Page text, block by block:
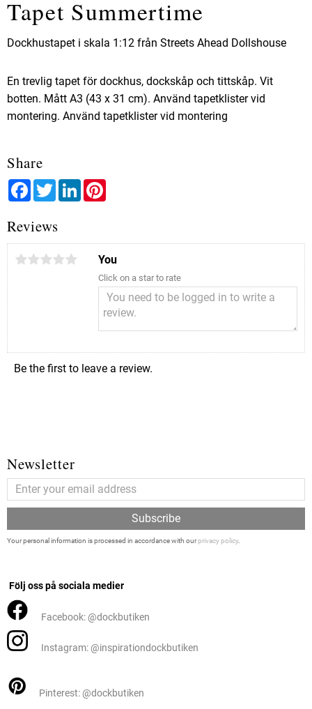
Tapet Summertime
Dockhustapet i skala 1:12 från Streets Ahead Dollshouse
En trevlig tapet för dockhus, dockskåp och tittskåp. Vit
botten. Mått A3 (43 x 31 cm). Använd tapetklister vid
montering. Använd tapetklister vid montering
Share
FacebookTwitterLinkedIn
Reviews
You
Click on a star to rate
Be the first to leave a review.
Newsletter
Subscribe
Your personal information is processed in accordance with ourprivacy policy.
Följ oss på sociala medier
Facebook: @dockbutiken
Instagram: @inspirationdockbutiken
Pinterest: @dockbutiken